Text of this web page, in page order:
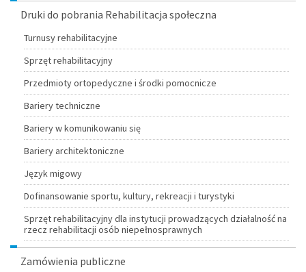
Druki do pobrania Rehabilitacja społeczna
Turnusy rehabilitacyjne
Sprzęt rehabilitacyjny
Przedmioty ortopedyczne i środki pomocnicze
Bariery techniczne
Bariery w komunikowaniu się
Bariery architektoniczne
Język migowy
Dofinansowanie sportu, kultury, rekreacji i turystyki
Sprzęt rehabilitacyjny dla instytucji prowadzących działalność na
rzecz rehabilitacji osób niepełnosprawnych
Zamówienia publiczne